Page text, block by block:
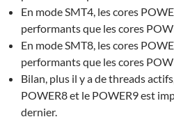
En mode SMT4, les cores
performants que les cores
En mode SMT8, les cores
performants que les cores
Bilan, plus il y a de threads
POWER8 et le POWER9 est
dernier.